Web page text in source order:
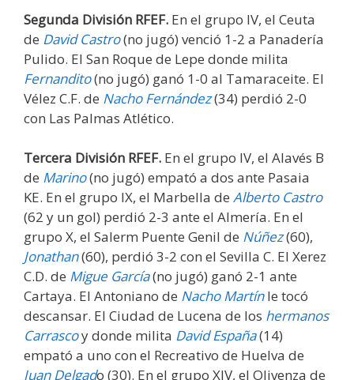
Segunda División RFEF. En el grupo IV, el Ceuta
de David Castro(no jugó) venció 1-2 a Panadería
Pulido. El San Roque de Lepe donde milita
Fernandito(no jugó) ganó 1-0 al Tamaraceite. El
Vélez C.F. de Nacho Fernández(34) perdió 2-0
con Las Palmas Atlético.
Tercera División RFEF. En el grupo IV, el Alavés B
de Marino(no jugó) empató a dos ante Pasaia
KE. En el grupo IX, el Marbella de Alberto Castro
(62 y un gol) perdió 2-3 ante el Almería. En el
grupo X, el Salerm Puente Genil de Núñez(60),
Jonathan(60), perdió 3-2 con el Sevilla C. El Xerez
C.D. de Migue García(no jugó) ganó 2-1 ante
Cartaya. El Antoniano de Nacho Martínle tocó
descansar. El Ciudad de Lucena de los hermanos
Carrascoy donde milita David España(14)
empató a uno con el Recreativo de Huelva de
Juan Delgado (30). En el grupo XIV, el Olivenza de